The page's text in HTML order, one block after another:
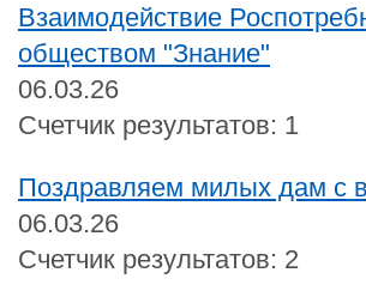
Взаимодействие
обществом "Знание"
06.03.26
Счетчик результатов: 1
Поздравляем милых дам с
06.03.26
Счетчик результатов: 2